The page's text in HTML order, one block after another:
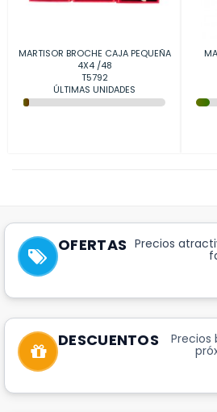
MARTISOR BROCHE CAJA PEQUEÑA
4X4 /48
T5792
ÚLTIMAS UNIDADES
OFERTAS Precios
DESCUENTOS Precios